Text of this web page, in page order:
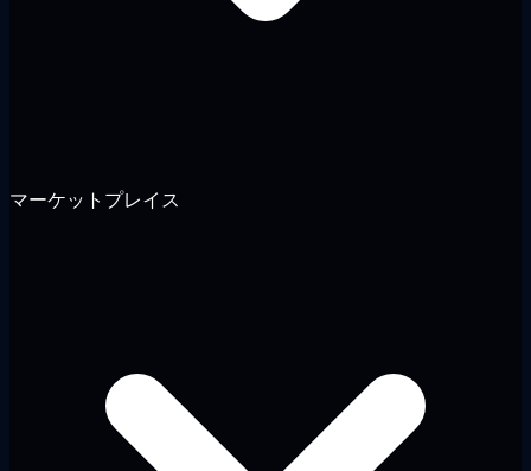
マーケットプレイス